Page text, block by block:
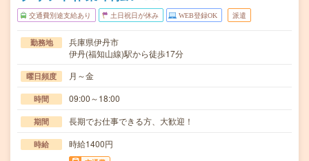
交通費別途支給あり 土日祝日が休み WEB登録OK 派遣
勤務地
兵庫県伊丹市
伊丹(福知山線)駅から徒歩17分
曜日頻度 月～金
時間 09:00～18:00
期間 長期でお仕事できる方、大歓迎！
時給 時給1400円